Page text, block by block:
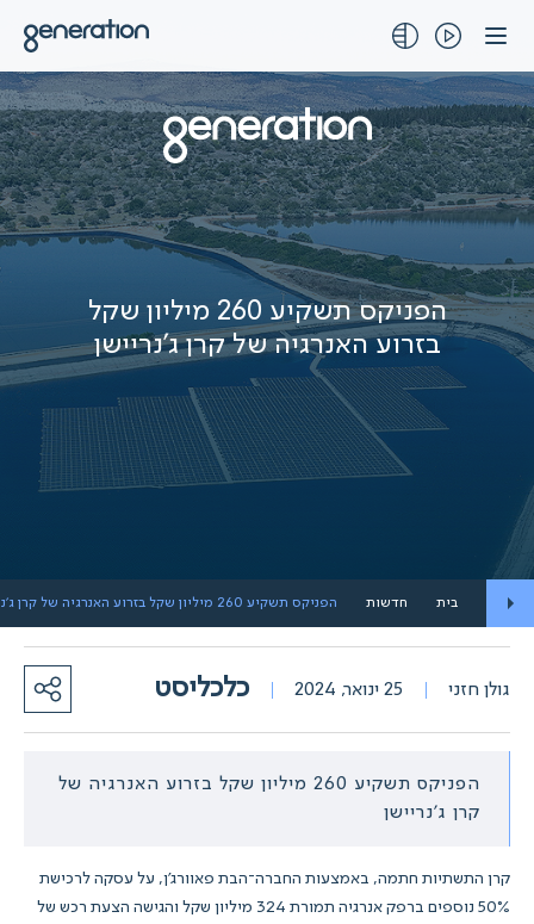
לתוכן
הפניקס תשקיע 260 מיליון שקל
בזרוע האנרגיה של קרן ג'נריישן
בית חדשות הפניקס תשקיע 260 מיליון שקל בזרוע האנרגיה של קרן ג'נריישן
גולן חזני 25 ינואר, 2024 כלכליסט
הפניקס תשקיע 260 מיליון שקל בזרוע האנרגיה של
קרן ג'נריישן
קרן התשתיות חתמה, באמצעות החברה־הבת פאוורג'ן, על עסקה לרכישת
50% נוספים ברפק אנרגיה תמורת 324 מיליון שקל והגישה הצעת רכש של